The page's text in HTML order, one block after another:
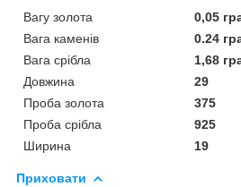
Вагу золота
0,05
Вага каменів
0.24
Вага срібла
1,68
Довжина
29
Проба золота
375
Проба срібла
925
Ширина
19
Приховати